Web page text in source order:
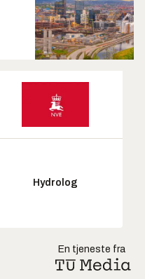
Hydrolog
En tjeneste fra